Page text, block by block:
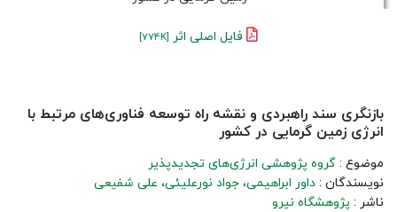
فایل اصلی اثر [774K]
بازنگری سند راهبردی و نقشه راه توسعه فناوری‌های مرتبط با
انرژی زمین گرمایی در کشور
موضوع : گروه پژوهشی انرژی‌های تجدیدپذیر
نویسندگان : داور ابراهیمی جواد نورعلیئی علی شفیعی
ناشر : پژوهشگاه نیرو